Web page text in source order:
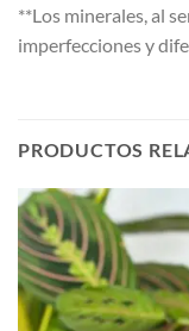
**Los minerales, al
imperfecciones y
PRODUCTOS